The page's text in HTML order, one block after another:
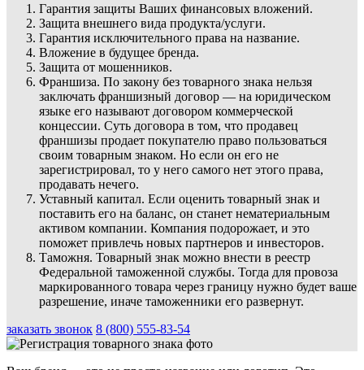
Гарантия защиты Ваших финансовых вложений.
Защита внешнего вида продукта/услуги.
Гарантия исключительного права на название.
Вложение в будущее бренда.
Защита от мошенников.
Франшиза. По закону без товарного знака нельзя
заключать франшизный договор — на юридическом
языке его называют договором коммерческой
концессии. Суть договора в том, что продавец
франшизы продает покупателю право пользоваться
своим товарным знаком. Но если он его не
зарегистрировал, то у него самого нет этого права,
продавать нечего.
Уставный капитал. Если оценить товарный знак и
поставить его на баланс, он станет нематериальным
активом компании. Компания подорожает, и это
поможет привлечь новых партнеров и инвесторов.
Таможня. Товарный знак можно внести в реестр
Федеральной таможенной службы. Тогда для провоза
маркированного товара через границу нужно будет ваше
разрешение, иначе таможенники его развернут.
заказать звонок 8 (800) 555-83-54